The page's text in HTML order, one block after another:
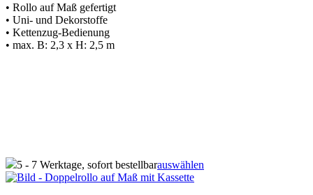
• Rollo auf Maß gefertigt
• Uni- und Dekorstoffe
• Kettenzug-Bedienung
• max. B: 2,3 x H: 2,5 m
5 - 7 Werktage, sofort bestellbarauswählen